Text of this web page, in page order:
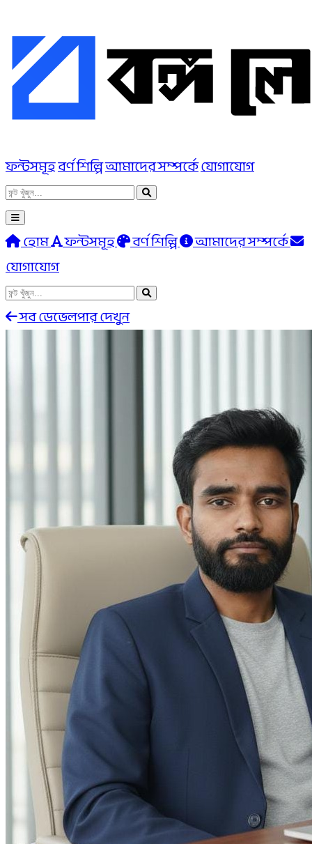
ফন্টসমূহবর্ণ শিল্পিআমাদের সম্পর্কেযোগাযোগ
হোম ফন্টসমূহ বর্ণ শিল্পি
আমাদের সম্পর্কে
যোগাযোগ
সব ডেভেলপার দেখুন